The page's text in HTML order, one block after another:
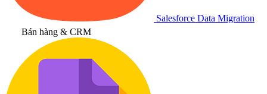
Salesforce Data Migration
Bán hàng & CRM